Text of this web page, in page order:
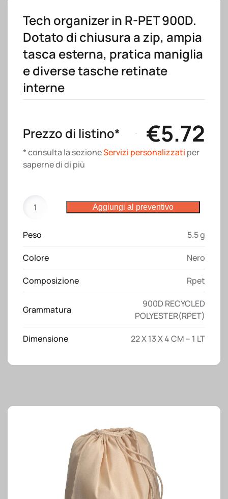
Tech organizer in R-PET 900D.
Dotato di chiusura a zip, ampia
tasca esterna, pratica maniglia
e diverse tasche retinate
interne
Prezzo di listino* €5.72
* consulta la sezioneServizi personalizzati per
saperne di di più
organizer
R-
PET
900D
tasche
e
a
Aggiungi al preventivo
Peso 5.5 g
Colore Nero
Composizione Rpet
Grammatura
900D RECYCLED
POLYESTER(RPET)
Dimensione 22 X 13 X 4 CM – 1 LT